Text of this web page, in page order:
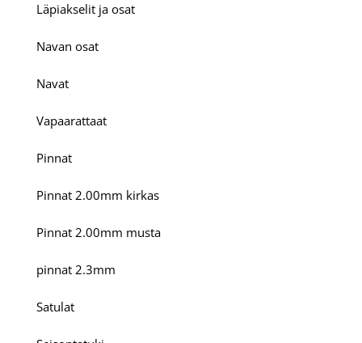
Läpiakselit ja osat
Navan osat
Navat
Vapaarattaat
Pinnat
Pinnat 2.00mm kirkas
Pinnat 2.00mm musta
pinnat 2.3mm
Satulat